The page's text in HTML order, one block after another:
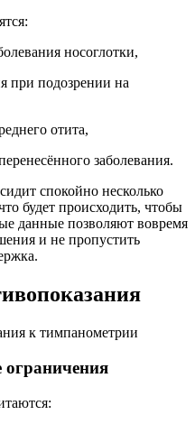
носоглотки,
при подозрении на
отита,
заболевания.
спокойно несколько
будет происходить, чтобы
данные позволяют вовремя
и не пропустить